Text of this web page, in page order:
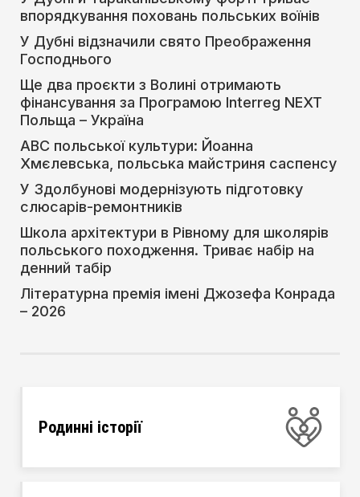
впорядкування поховань польських воїнів
У Дубні відзначили свято Преображення
Господнього
Ще два проєкти з Волині отримають
фінансування за Програмою Interreg NEXT
Польща – Україна
АВС польської культури: Йоанна
Хмєлевська, польська майстриня саспенсу
У Здолбунові модернізують підготовку
слюсарів-ремонтників
Школа архітектури в Рівному для школярів
польського походження. Триває набір на
денний табір
Літературна премія імені Джозефа Конрада
– 2026
Родинні історії